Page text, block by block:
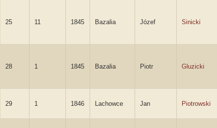
25 11 1845 Bazalia Józef Sinicki
28 1 1845 Bazalia Piotr Gluzicki
29 1 1846 Lachowce Jan Piotrowski